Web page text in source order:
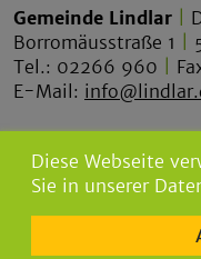
Gemeinde Lindlar
Borromäusstraße 1
Tel.: 02266 960
E-Mail:
lindlar-tourismus.de
Diese Webseite
Sie in unserer